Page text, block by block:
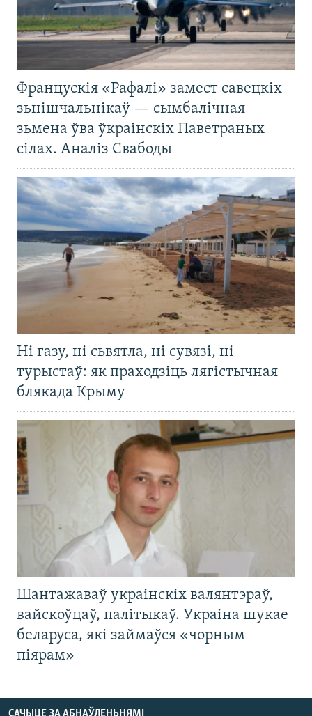
Францускія «Рафалі» замест савецкіх
зьнішчальнікаў — сымбалічная
зьмена ўва ўкраінскіх Паветраных
сілах. Аналіз Свабоды
Ні газу, ні сьвятла, ні сувязі, ні
турыстаў: як праходзіць лягістычная
блякада Крыму
Шантажаваў украінскіх валянтэраў,
вайскоўцаў, палітыкаў. Украіна шукае
беларуса, які займаўся «чорным
піярам»